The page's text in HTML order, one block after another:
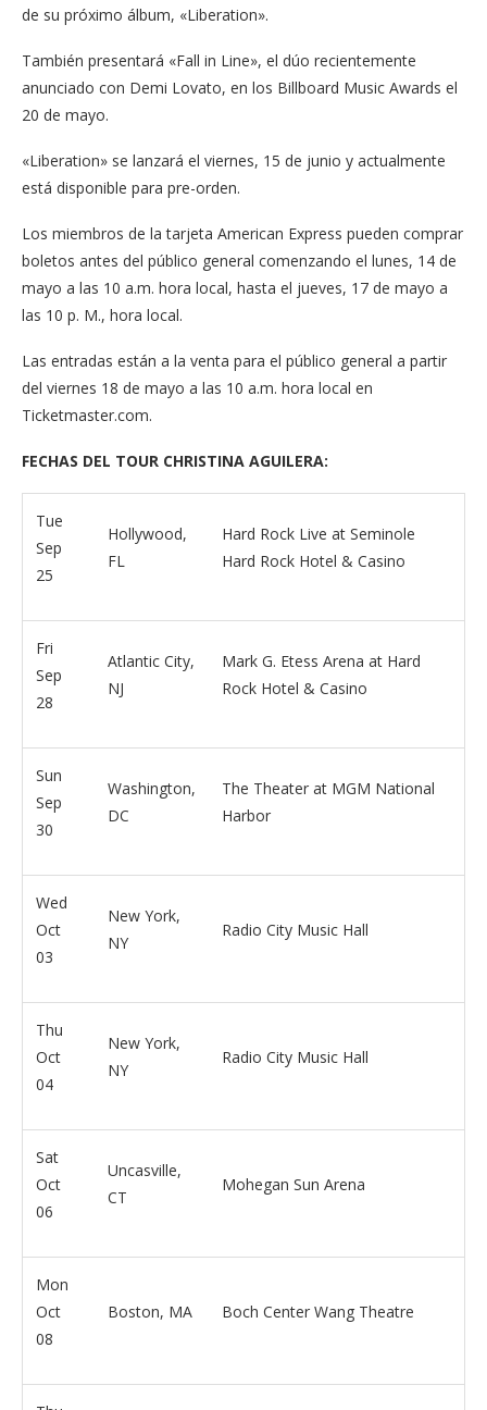
de su próximo álbum, «Liberation».
También presentará «Fall in Line», el dúo recientemente
anunciado con Demi Lovato, en los Billboard Music Awards el
20 de mayo.
«Liberation» se lanzará el viernes, 15 de junio y actualmente
está disponible para pre-orden.
Los miembros de la tarjeta American Express pueden comprar
boletos antes del público general comenzando el lunes, 14 de
mayo a las 10 a.m. hora local, hasta el jueves, 17 de mayo a
las 10 p. M., hora local.
Las entradas están a la venta para el público general a partir
del viernes 18 de mayo a las 10 a.m. hora local en
Ticketmaster.com.
FECHAS DEL TOUR CHRISTINA AGUILERA:
Tue
Sep
25
Hollywood,
FL
Hard Rock Live at Seminole
Hard Rock Hotel & Casino
Fri
Sep
28
Atlantic City,
NJ
Mark G. Etess Arena at Hard
Rock Hotel & Casino
Sun
Sep
30
Washington,
DC
The Theater at MGM National
Harbor
Wed
Oct
03
New York,
NY
Radio City Music Hall
Thu
Oct
04
New York,
NY
Radio City Music Hall
Sat
Oct
06
Uncasville,
CT
Mohegan Sun Arena
Mon
Oct
08
Boston, MA Boch Center Wang Theatre